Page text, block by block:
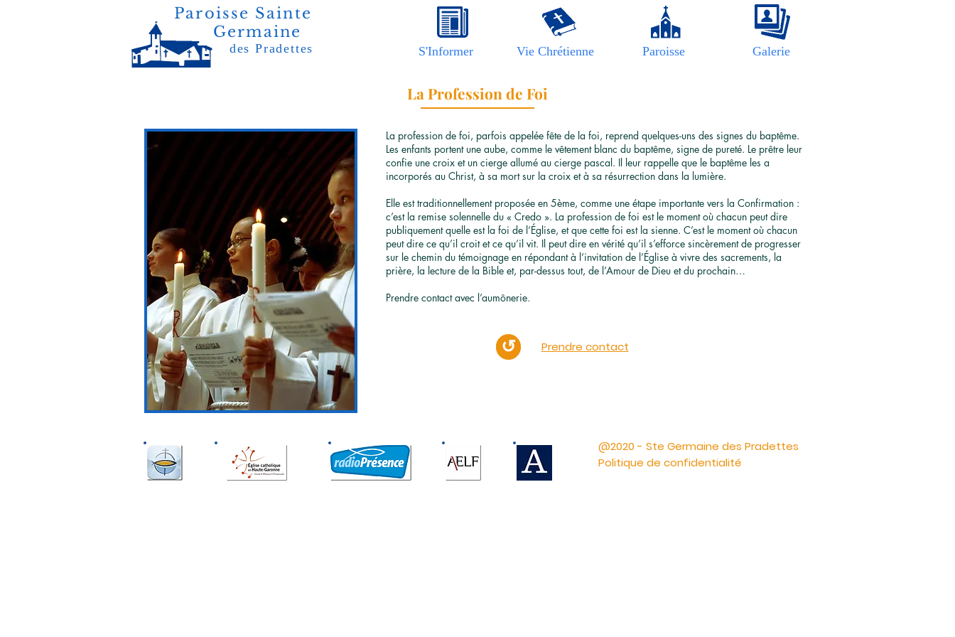
Paroisse Sainte
Germaine
des Pradettes S'Informer Vie Chrétienne Paroisse Galerie
La Profession de Foi
La profession de foi, parfois appelée fête de la foi, reprend quelques-uns des signes du baptême.
Les enfants portent une aube, comme le vêtement blanc du baptême, signe de pureté. Le prêtre leur
confie une croix et un cierge allumé au cierge pascal. Il leur rappelle que le baptême les a
incorporés au Christ, à sa mort sur la croix et à sa résurrection dans la lumière.
Elle est traditionnellement proposée en 5ème, comme une étape importante vers la Confirmation :
c’est la remise solennelle du « Credo ». La profession de foi est le moment où chacun peut dire
publiquement quelle est la foi de l’Église, et que cette foi est la sienne. C’est le moment où chacun
peut dire ce qu’il croit et ce qu’il vit. Il peut dire en vérité qu’il s’efforce sincèrement de progresser
sur le chemin du témoignage en répondant à l’invitation de l’Église à vivre des sacrements, la
prière, la lecture de la Bible et, par-dessus tout, de l’Amour de Dieu et du prochain…
Prendre contact avec l’aumônerie.
↺ Prendre contact
@2020 - Ste Germaine des Pradettes
Politique de confidentialité